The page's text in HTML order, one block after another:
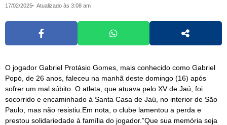
17/02/2025 Atualizado às 3:08 am
O jogador Gabriel Protásio Gomes, mais conhecido como Gabriel
Popó, de 26 anos, faleceu na manhã deste domingo (16) após
sofrer um mal súbito. O atleta, que atuava pelo XV de Jaú, foi
socorrido e encaminhado à Santa Casa de Jaú, no interior de São
Paulo, mas não resistiu.Em nota, o clube lamentou a perda e
prestou solidariedade à família do jogador.”Que sua memória seja